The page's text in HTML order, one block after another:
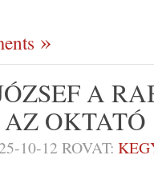
A
OKTATÓ
10-12 ROVAT: